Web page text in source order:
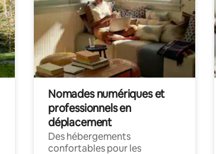
Nomades numériques et
professionnels en
déplacement
Des hébergements
confortables pour les